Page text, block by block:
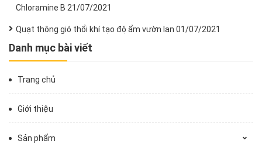
Danh mục bài viết
Trang chủ
Giới thiệu
Sản phẩm
Chloramine B 21/07/2021
Quạt thông gió thổi khí tạo độ ẩm vườn lan 01/07/2021